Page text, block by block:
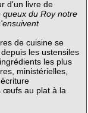
d'un livre de
du Roy notre
de cuisine se
les ustensiles
les plus
ministérielles,
œufs au plat à la